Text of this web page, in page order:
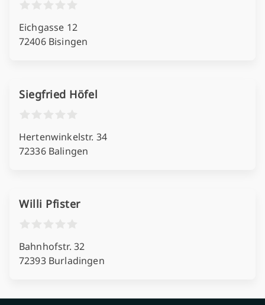
Eichgasse 12
72406 Bisingen
Siegfried Höfel
Hertenwinkelstr. 34
72336 Balingen
Willi Pfister
Bahnhofstr. 32
72393 Burladingen